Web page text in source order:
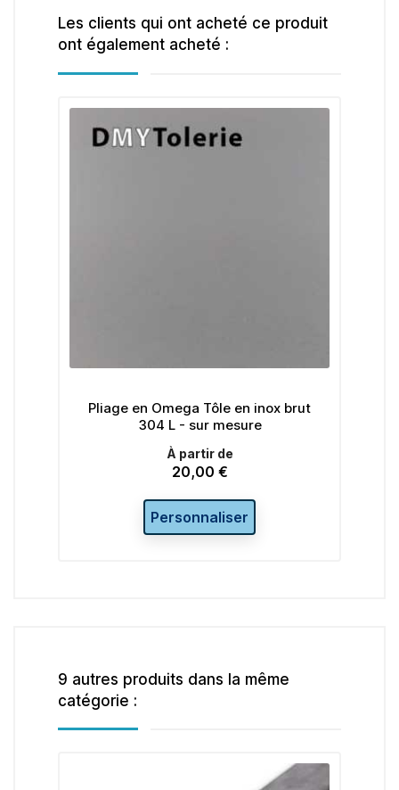
Les clients qui ont acheté ce produit
ont également acheté :
Pliage en Omega Tôle en inox brut
304 L - sur mesure
À partir de
Prix
20,00 €
Personnaliser
9 autres produits dans la même
catégorie :